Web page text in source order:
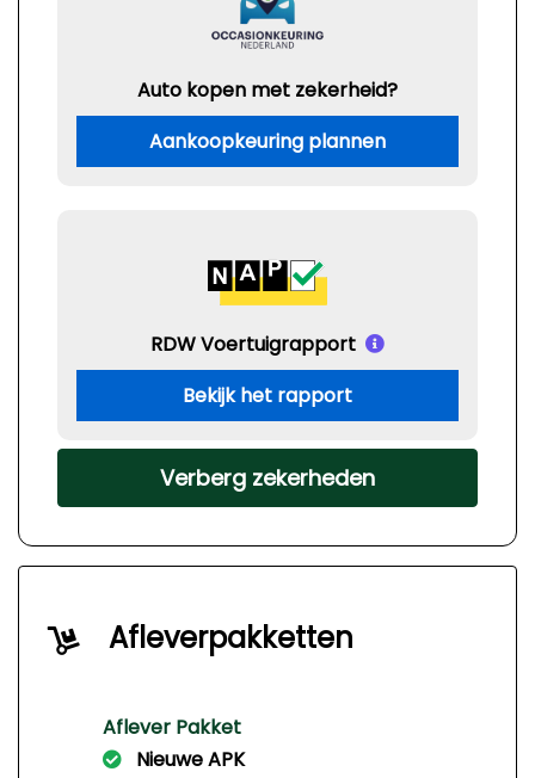
Auto kopen met zekerheid?
Aankoopkeuring plannen
RDW Voertuigrapport
Bekijk het rapport
Verberg zekerheden
Afleverpakketten
Aflever Pakket
Nieuwe APK